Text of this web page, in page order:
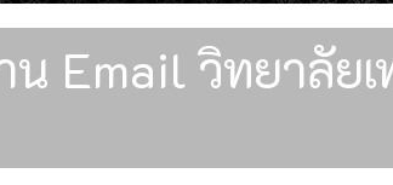
Email วิทยาลัย